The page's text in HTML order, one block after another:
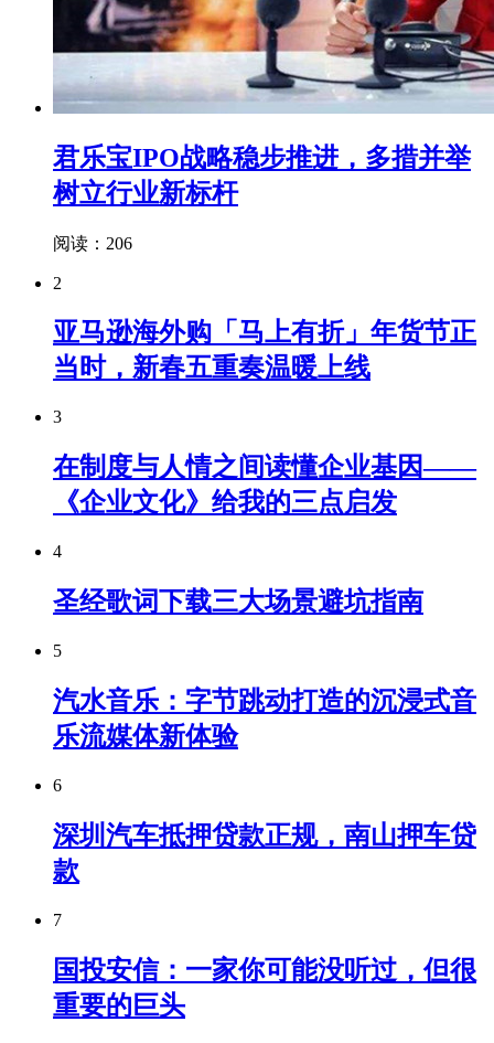
君乐宝IPO战略稳步推进，多措并举
树立行业新标杆
阅读：206
2
亚马逊海外购「马上有折」年货节正
当时，新春五重奏温暖上线
3
在制度与人情之间读懂企业基因——
《企业文化》给我的三点启发
4
圣经歌词下载三大场景避坑指南
5
汽水音乐：字节跳动打造的沉浸式音
乐流媒体新体验
6
深圳汽车抵押贷款正规，南山押车贷
款
7
国投安信：一家你可能没听过，但很
重要的巨头